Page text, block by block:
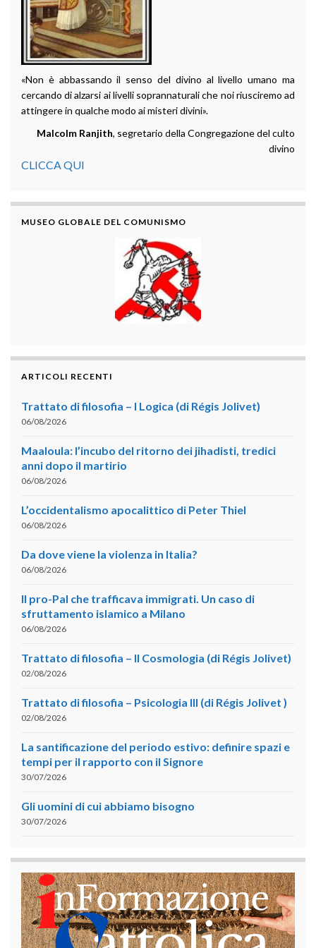
«Non è abbassando il senso del divino al livello umano ma
cercando di alzarsi ai livelli soprannaturali che noi riusciremo ad
attingere in qualche modo ai misteri divini».
Malcolm Ranjith, segretario della Congregazione del culto
divino
CLICCA QUI
MUSEO GLOBALE DEL COMUNISMO
ARTICOLI RECENTI
Trattato di filosofia – I Logica (di Régis Jolivet)
06/08/2026
Maaloula: l’incubo del ritorno dei jihadisti, tredici
anni dopo il martirio
06/08/2026
L’occidentalismo apocalittico di Peter Thiel
06/08/2026
Da dove viene la violenza in Italia?
06/08/2026
Il pro-Pal che trafficava immigrati. Un caso di
sfruttamento islamico a Milano
06/08/2026
Trattato di filosofia – II Cosmologia (di Régis Jolivet)
02/08/2026
Trattato di filosofia – Psicologia III (di Régis Jolivet )
02/08/2026
La santificazione del periodo estivo: definire spazi e
tempi per il rapporto con il Signore
30/07/2026
Gli uomini di cui abbiamo bisogno
30/07/2026